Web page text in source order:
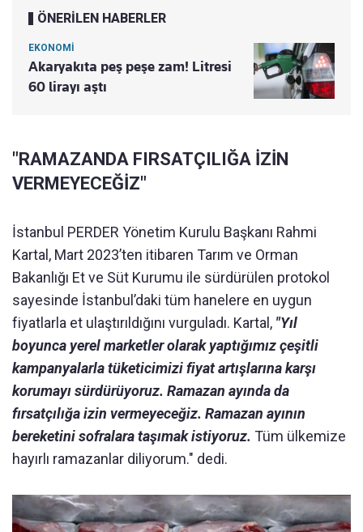
ÖNERİLEN HABERLER
EKONOMİ
Akaryakıta peş peşe zam! Litresi
60 lirayı aştı
"RAMAZANDA FIRSATÇILIĞA İZİN
VERMEYECEĞİZ"
İstanbul PERDER Yönetim Kurulu Başkanı Rahmi
Kartal, Mart 2023’ten itibaren Tarım ve Orman
Bakanlığı Et ve Süt Kurumu ile sürdürülen protokol
sayesinde İstanbul’daki tüm hanelere en uygun
fiyatlarla et ulaştırıldığını vurguladı. Kartal, "Yıl
boyunca yerel marketler olarak yaptığımız çeşitli
kampanyalarla tüketicimizi fiyat artışlarına karşı
korumayı sürdürüyoruz. Ramazan ayında da
fırsatçılığa izin vermeyeceğiz. Ramazan ayının
bereketini sofralara taşımak istiyoruz. Tüm ülkemize
hayırlı ramazanlar diliyorum." dedi.